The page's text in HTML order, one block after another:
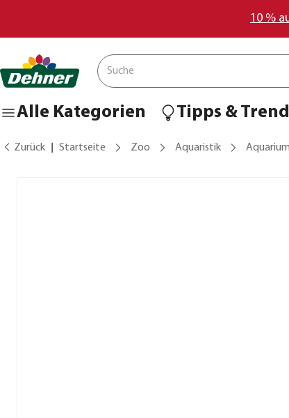
10 %
Alle Kategorien Tipps &
Zurück Startseite Zoo Aquaristik